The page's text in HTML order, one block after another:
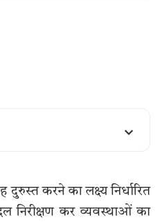
करने का लक्ष्य निर्धारित
निरीक्षण कर व्यवस्थाओं का